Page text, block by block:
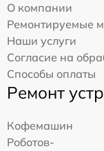
О компании
Ремонтируемые
Наши услуги
Согласие на
Способы оплаты
Ремонт
Кофемашин
Роботов-